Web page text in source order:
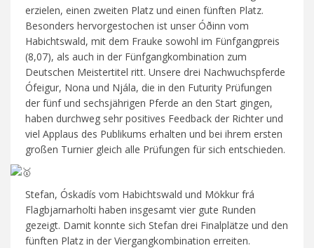
erzielen, einen zweiten Platz und einen fünften Platz.
Besonders hervorgestochen ist unser Óðinn vom
Habichtswald, mit dem Frauke sowohl im Fünfgangpreis
(8,07), als auch in der Fünfgangkombination zum
Deutschen Meistertitel ritt. Unsere drei Nachwuchspferde
Ófeigur, Nona und Njála, die in den Futurity Prüfungen
der fünf und sechsjährigen Pferde an den Start gingen,
haben durchweg sehr positives Feedback der Richter und
viel Applaus des Publikums erhalten und bei ihrem ersten
großen Turnier gleich alle Prüfungen für sich entschieden.
Stefan, Óskadís vom Habichtswald und Mökkur frá
Flagbjarnarholti haben insgesamt vier gute Runden
gezeigt. Damit konnte sich Stefan drei Finalplätze und den
fünften Platz in der Viergangkombination erreiten.